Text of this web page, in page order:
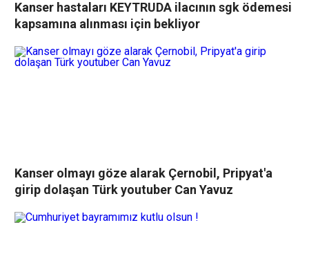
Kanser hastaları KEYTRUDA ilacının sgk ödemesi
kapsamına alınması için bekliyor
Kanser olmayı göze alarak Çernobil, Pripyat'a
girip dolaşan Türk youtuber Can Yavuz